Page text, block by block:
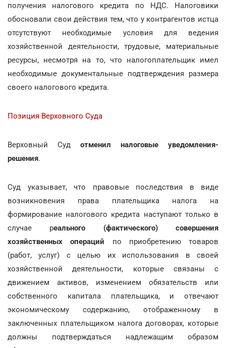
получения налогового кредита по НДС. Налоговики
обосновали свои действия тем, что у контрагентов истца
отсутствуют необходимые условия для ведения
хозяйственной деятельности, трудовые, материальные
ресурсы, несмотря на то, что налогоплательщик имел
необходимые документальные подтверждения размера
своего налогового кредита.
Позиция Верховного Суда
Верховный Суд отменил налоговые уведомления-
решения.
Суд указывает, что правовые последствия в виде
возникновения права плательщика налога на
формирование налогового кредита наступают только в
случае реального (фактического) совершения
хозяйственных операций по приобретению товаров
(работ, услуг) с целью их использования в своей
хозяйственной деятельности, которые связаны с
движением активов, изменением обязательств или
собственного капитала плательщика, и отвечают
экономическому содержанию, отображенному в
заключенных плательщиком налога договорах, которые
должны подтверждаться надлежащим образом